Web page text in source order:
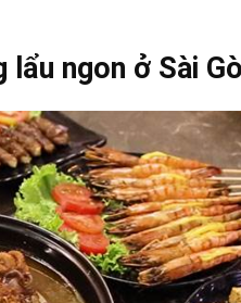
lẩu ngon ở Sài